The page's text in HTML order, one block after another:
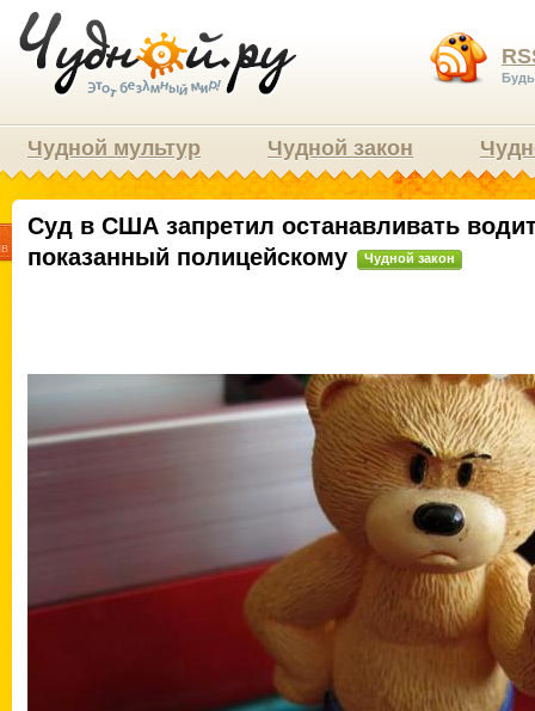
Чудной мультур Чудной закон
Суд в США запретил останавливать
показанный полицейскому
Чудной закон